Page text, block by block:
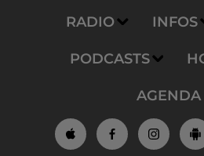
RADIO INFOS
PODCASTS
AGENDA